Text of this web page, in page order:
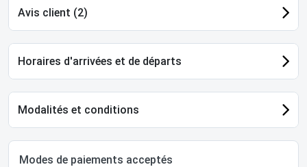
Avis client (2)
Horaires d'arrivées et de départs
Modalités et conditions
Modes de paiements acceptés